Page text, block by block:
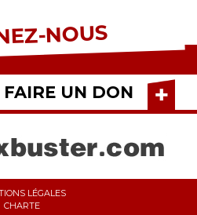
NOUS
FAIRE UN DON
LÉGALES
CHARTE